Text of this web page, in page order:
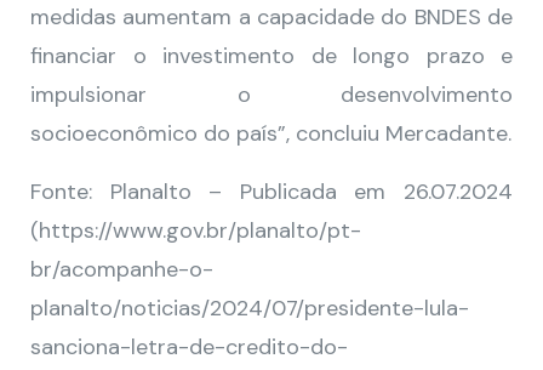
medidas aumentam a capacidade do BNDES de
financiar o investimento de longo prazo e
impulsionar o desenvolvimento
socioeconômico do país”, concluiu Mercadante.
Fonte: Planalto – Publicada em 26.07.2024
(https://www.gov.br/planalto/pt-
br/acompanhe-o-
planalto/noticias/2024/07/presidente-lula-
sanciona-letra-de-credito-do-